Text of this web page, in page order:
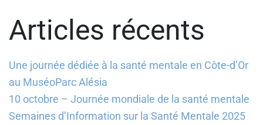
Articles récents
Une journée dédiée à la santé mentale en Côte-d’Or
au MuséoParc Alésia
10 octobre – Journée mondiale de la santé mentale
Semaines d’Information sur la Santé Mentale 2025